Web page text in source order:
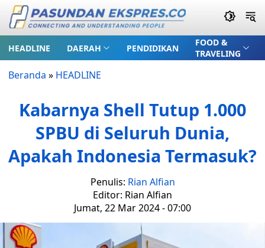
HEADLINE DAERAH PENDIDIKAN
FOOD &
TRAVELING
Beranda » HEADLINE
Kabarnya Shell Tutup 1.000
SPBU di Seluruh Dunia,
Apakah Indonesia Termasuk?
Penulis: Rian Alfian
Editor: Rian Alfian
Jumat, 22 Mar 2024 - 07:00